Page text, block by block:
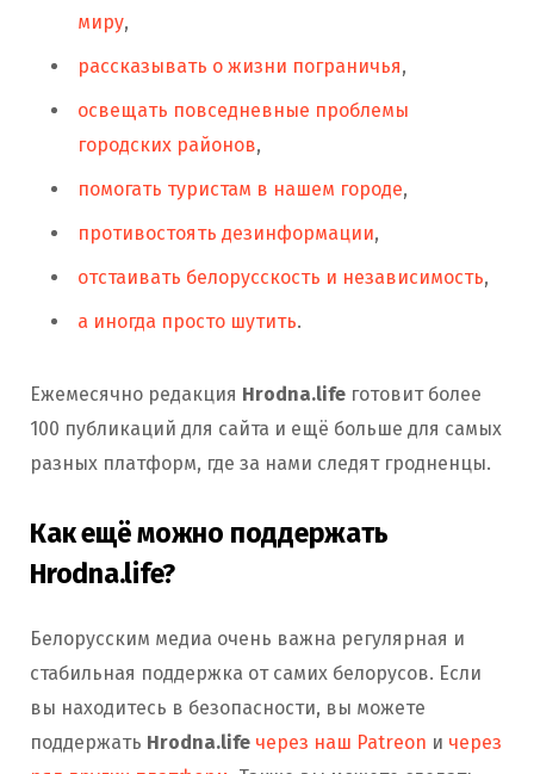
миру,
рассказывать о жизни пограничья,
освещать повседневные проблемы
городских районов,
помогать туристам в нашем городе,
противостоять дезинформации,
отстаивать белорусскость и независимость,
а иногда просто шутить.
Ежемесячно редакция Hrodna.life готовит более
100 публикаций для сайта и ещё больше для самых
разных платформ, где за нами следят гродненцы.
Как ещё можно поддержать
Hrodna.life?
Белорусским медиа очень важна регулярная и
стабильная поддержка от самих белорусов. Если
вы находитесь в безопасности, вы можете
поддержать Hrodna.life через наш Patreon и через